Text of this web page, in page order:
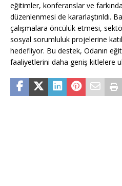
eğitimler, konferanslar ve
düzenlenmesi de kararlaştırıldı.
çalışmalara öncülük etmesi,
sosyal sorumluluk projelerine
hedefliyor. Bu destek, Odanın
faaliyetlerini daha geniş kitlelere